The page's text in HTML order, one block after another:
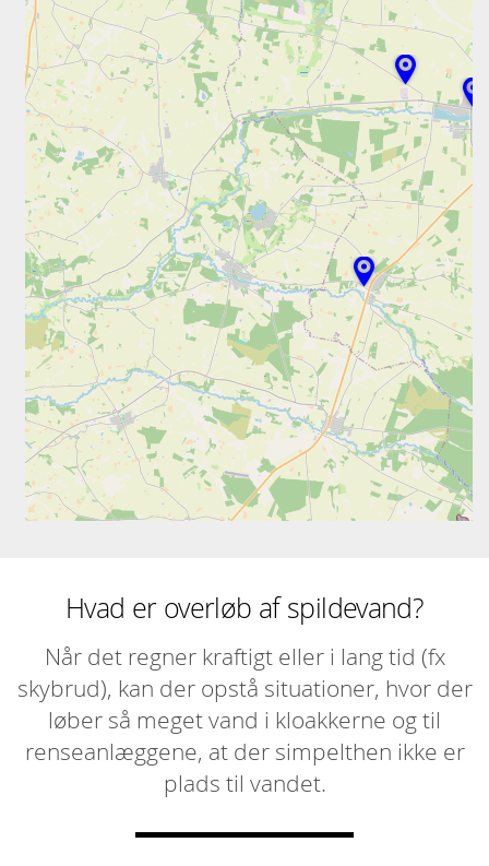
Hvad er overløb af spildevand?
Når det regner kraftigt eller i lang tid (fx
skybrud), kan der opstå situationer, hvor der
løber så meget vand i kloakkerne og til
renseanlæggene, at der simpelthen ikke er
plads til vandet.